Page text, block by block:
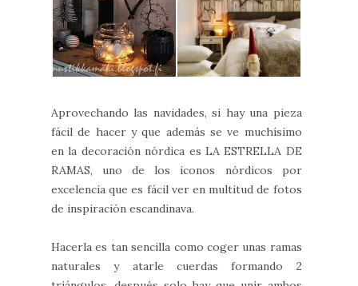
Aprovechando las navidades, si hay una pieza
fácil de hacer y que además se ve muchísimo
en la decoración nórdica es LA ESTRELLA DE
RAMAS, uno de los iconos nórdicos por
excelencia que es fácil ver en multitud de fotos
de inspiración escandinava.
Hacerla es tan sencilla como coger unas ramas
naturales y atarle cuerdas formando 2